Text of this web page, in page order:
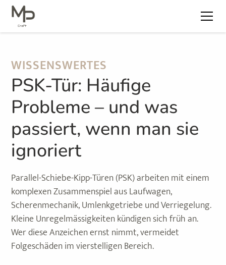
WISSENSWERTES
PSK-Tür: Häufige
Probleme – und was
passiert, wenn man sie
ignoriert
Parallel-Schiebe-Kipp-Türen (PSK) arbeiten mit einem
komplexen Zusammenspiel aus Laufwagen,
Scherenmechanik, Umlenkgetriebe und Verriegelung.
Kleine Unregelmässigkeiten kündigen sich früh an.
Wer diese Anzeichen ernst nimmt, vermeidet
Folgeschäden im vierstelligen Bereich.